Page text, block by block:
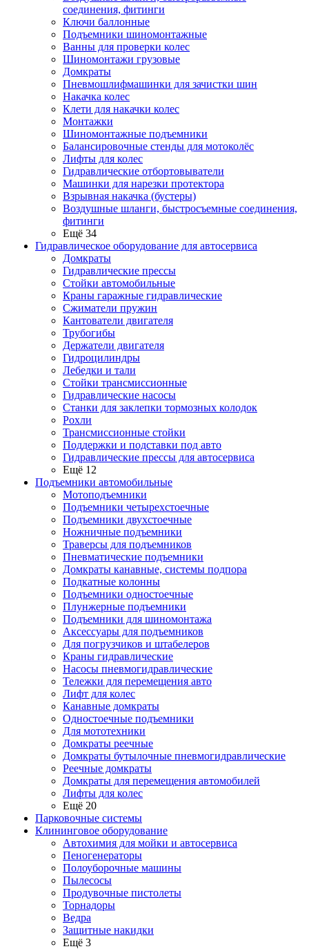
соединения, фитинги
Ключи баллонные
Подъемники шиномонтажные
Ванны для проверки колес
Шиномонтажи грузовые
Домкраты
Пневмошлифмашинки для зачистки шин
Накачка колес
Клети для накачки колес
Монтажки
Шиномонтажные подъемники
Балансировочные стенды для мотоколёс
Лифты для колес
Гидравлические отбортовыватели
Машинки для нарезки протектора
Взрывная накачка (бустеры)
Воздушные шланги, быстросъемные соединения,
фитинги
Ещё 34
Гидравлическое оборудование для автосервиса
Домкраты
Гидравлические прессы
Стойки автомобильные
Краны гаражные гидравлические
Сжиматели пружин
Кантователи двигателя
Трубогибы
Держатели двигателя
Гидроцилиндры
Лебедки и тали
Стойки трансмиссионные
Гидравлические насосы
Cтанки для заклепки тормозных колодок
Рохли
Трансмиссионные стойки
Поддержки и подставки под авто
Гидравлические прессы для автосервиса
Ещё 12
Подъемники автомобильные
Мотоподъемники
Подъемники четырехстоечные
Подъемники двухстоечные
Ножничные подъемники
Траверсы для подъемников
Пневматические подъемники
Домкраты канавные, системы подпора
Подкатные колонны
Подъемники одностоечные
Плунжерные подъемники
Подъемники для шиномонтажа
Аксессуары для подъемников
Для погрузчиков и штабелеров
Краны гидравлические
Насосы пневмогидравлические
Тележки для перемещения авто
Лифт для колес
Канавные домкраты
Одностоечные подъемники
Для мототехники
Домкраты реечные
Домкраты бутылочные пневмогидравлические
Реечные домкраты
Домкраты для перемещения автомобилей
Лифты для колес
Ещё 20
Парковочные системы
Клининговое оборудование
Автохимия для мойки и автосервиса
Пеногенераторы
Полоуборочные машины
Пылесосы
Продувочные пистолеты
Торнадоры
Ведра
Защитные накидки
Ещё 3